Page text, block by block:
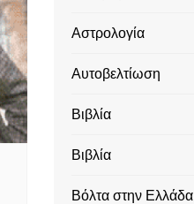
Αστρολογία
Αυτοβελτίωση
Βιβλία
Βιβλία
Βόλτα στην Ελλάδα